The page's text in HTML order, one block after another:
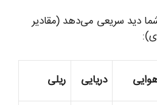
دید سریعی می‌دهد (مقادیر
دریایی
ریلی